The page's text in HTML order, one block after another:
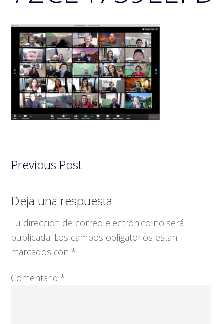
Previous Post
Interacciones
con
los
lectores
Deja una respuesta
Tu dirección de correo electrónico no será
publicada. Los campos obligatorios están
marcados con*
Comentario*